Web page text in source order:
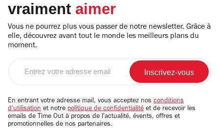
vraiment aimer
Vous ne pourrez plus vous passer de notre newsletter. Grâce à
elle, découvrez avant tout le monde les meilleurs plans du
moment.
email
En entrant votre adresse mail, vous acceptez nos conditions
d'utilisation et notre politique de confidentialité et de recevoir les
emails de Time Out à propos de l'actualité, évents, offres et
promotionnelles de nos partenaires.